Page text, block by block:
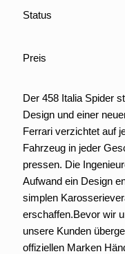
Status
Preis
Der 458 Italia Spider
Design und einer
Ferrari verzichtet auf
Fahrzeug in jeder
pressen. Die
Aufwand ein Design
simplen
erschaffen.Bevor wir
unsere Kunden
offiziellen Marken